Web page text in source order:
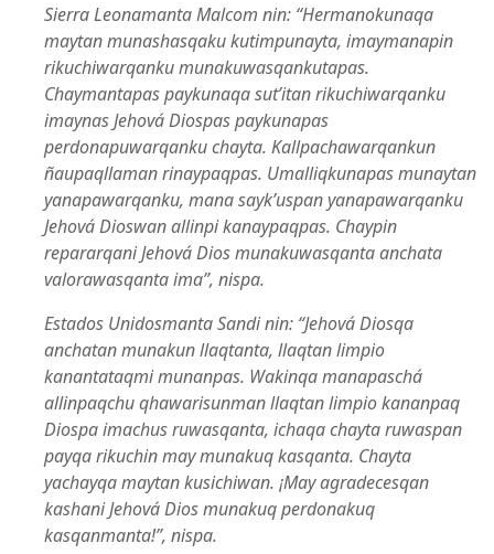
Sierra Leonamanta Malcom nin: “Hermanokunaqa
maytan munashasqaku kutimpunayta, imaymanapin
rikuchiwarqanku munakuwasqankutapas.
Chaymantapas paykunaqa sut’itan rikuchiwarqanku
imaynas Jehová Diospas paykunapas
perdonapuwarqanku chayta. Kallpachawarqankun
ñaupaqllaman rinaypaqpas. Umalliqkunapas munaytan
yanapawarqanku, mana sayk’uspan yanapawarqanku
Jehová Dioswan allinpi kanaypaqpas. Chaypin
repararqani Jehová Dios munakuwasqanta anchata
valorawasqanta ima”, nispa.
Estados Unidosmanta Sandi nin: “Jehová Diosqa
anchatan munakun llaqtanta, llaqtan limpio
kanantataqmi munanpas. Wakinqa manapaschá
allinpaqchu qhawarisunman llaqtan limpio kananpaq
Diospa imachus ruwasqanta, ichaqa chayta ruwaspan
payqa rikuchin may munakuq kasqanta. Chayta
yachayqa maytan kusichiwan. ¡May agradecesqan
kashani Jehová Dios munakuq perdonakuq
kasqanmanta!”, nispa.